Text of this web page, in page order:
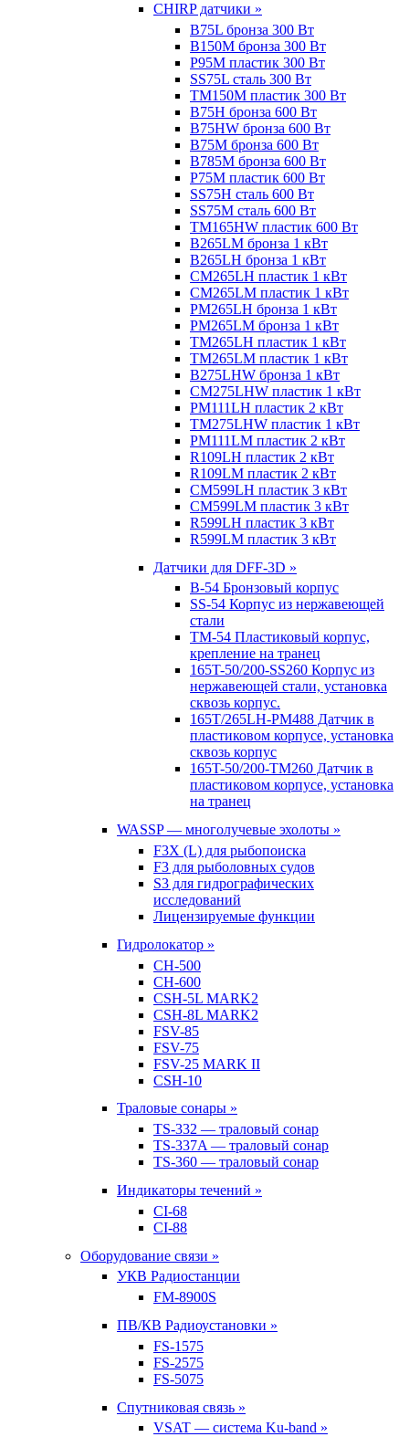
CHIRP датчики »
B75L бронза 300 Вт
B150M бронза 300 Вт
P95M пластик 300 Вт
SS75L сталь 300 Вт
TM150M пластик 300 Вт
B75H бронза 600 Вт
B75HW бронза 600 Вт
B75M бронза 600 Вт
B785M бронза 600 Вт
P75M пластик 600 Вт
SS75H сталь 600 Вт
SS75M сталь 600 Вт
TM165HW пластик 600 Вт
B265LM бронза 1 кВт
B265LH бронза 1 кВт
CM265LH пластик 1 кВт
CM265LM пластик 1 кВт
PM265LH бронза 1 кВт
PM265LM бронза 1 кВт
TM265LH пластик 1 кВт
TM265LM пластик 1 кВт
B275LHW бронза 1 кВт
CM275LHW пластик 1 кВт
PM111LH пластик 2 кВт
TM275LHW пластик 1 кВт
PM111LM пластик 2 кВт
R109LH пластик 2 кВт
R109LM пластик 2 кВт
CM599LH пластик 3 кВт
CM599LM пластик 3 кВт
R599LH пластик 3 кВт
R599LM пластик 3 кВт
Датчики для DFF-3D »
B-54 Бронзовый корпус
SS-54 Корпус из нержавеющей
стали
TM-54 Пластиковый корпус,
крепление на транец
165T-50/200-SS260 Корпус из
нержавеющей стали, установка
сквозь корпус.
165T/265LH-PM488 Датчик в
пластиковом корпусе, установка
сквозь корпус
165T-50/200-TM260 Датчик в
пластиковом корпусе, установка
на транец
WASSP — многолучевые эхолоты »
F3X (L) для рыбопоиска
F3 для рыболовных судов
S3 для гидрографических
исследований
Лицензируемые функции
Гидролокатор »
CH-500
CH-600
CSH-5L MARK2
CSH-8L MARK2
FSV-85
FSV-75
FSV-25 MARK II
CSH-10
Траловые сонары »
TS-332 — траловый сонар
TS-337A — траловый сонар
TS-360 — траловый сонар
Индикаторы течений »
CI-68
CI-88
Оборудование связи »
УКВ Радиостанции
FM-8900S
ПВ/КВ Радиоустановки »
FS-1575
FS-2575
FS-5075
Спутниковая связь »
VSAT — система Ku-band »